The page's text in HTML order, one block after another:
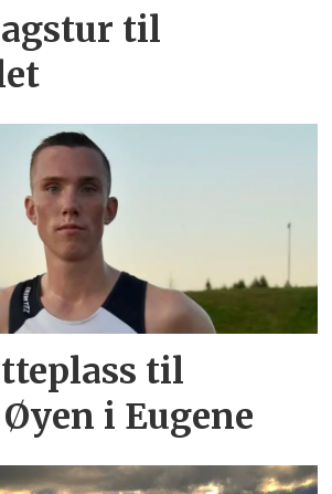
til
til
i Eugene